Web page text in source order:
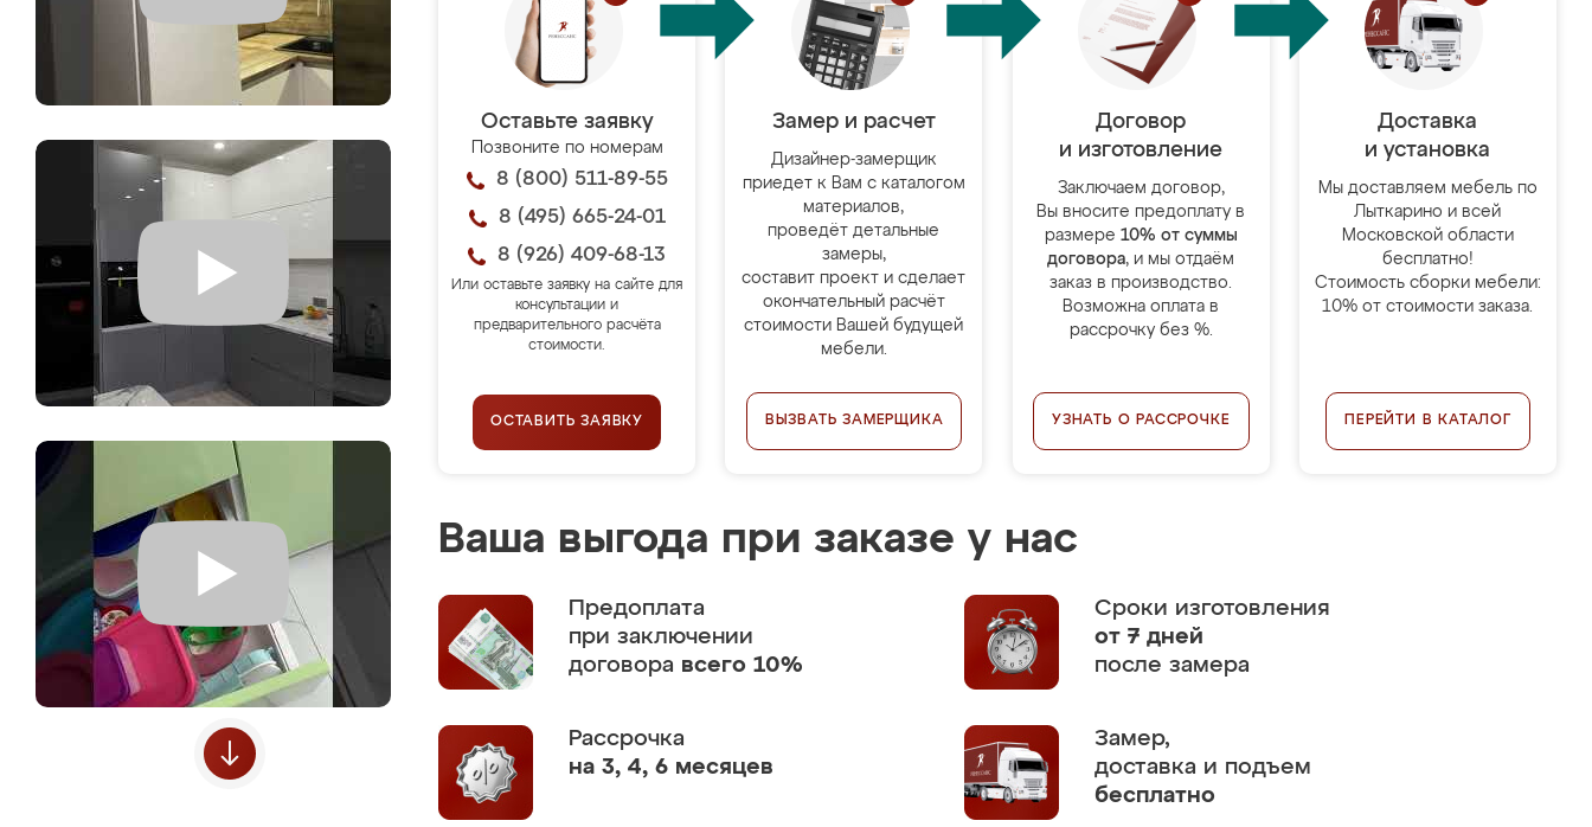
Оставьте заявку
Позвоните по номерам
8 (800) 511-89-55
8 (495) 665-24-01
8 (926) 409-68-13
Или оставьте заявку на сайте для
консультации и
предварительного расчёта
стоимости.
ОСТАВИТЬ ЗАЯВКУ
Замер и расчет
Дизайнер-замерщик
приедет к Вам с каталогом
материалов,
проведёт детальные
замеры,
составит проект и сделает
окончательный расчёт
стоимости Вашей будущей
мебели.
ВЫЗВАТЬ ЗАМЕРЩИКА
Договор
и изготовление
Заключаем договор,
Вы вносите предоплату в
размере 10% от суммы
договора, и мы отдаём
заказ в производство.
Возможна оплата в
рассрочку без %.
УЗНАТЬ О РАССРОЧКЕ
Доставка
и установка
Мы доставляем мебель по
Лыткарино и всей
Московской области
бесплатно!
Стоимость сборки мебели:
10% от стоимости заказа.
ПЕРЕЙТИ В КАТАЛОГ
Ваша выгода при заказе у нас
Предоплата
при заключении
договора всего 10%
Сроки изготовления
от 7 дней
после замера
Рассрочка
на 3, 4, 6 месяцев
Замер,
доставка и подъем
бесплатно